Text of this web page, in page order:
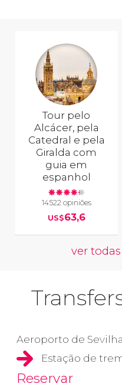
Tour pelo
Alcácer, pela
Catedral e pela
Giralda com
guia em
espanhol
14522 opiniões
US$63,6
ver
Aeroporto de Sevilha
Estação de
Reservar